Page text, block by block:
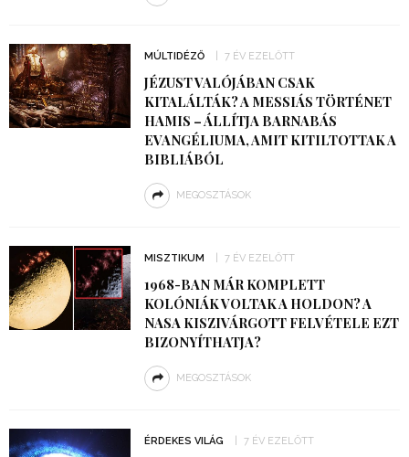
MÚLTIDÉZŐ 7 ÉV EZELŐTT
JÉZUST VALÓJÁBAN CSAK
KITALÁLTÁK? A MESSIÁS TÖRTÉNET
HAMIS – ÁLLÍTJA BARNABÁS
EVANGÉLIUMA, AMIT KITILTOTTAK A
BIBLIÁBÓL
MEGOSZTÁSOK
MISZTIKUM 7 ÉV EZELŐTT
1968-BAN MÁR KOMPLETT
KOLÓNIÁK VOLTAK A HOLDON? A
NASA KISZIVÁRGOTT FELVÉTELE EZT
BIZONYÍTHATJA?
MEGOSZTÁSOK
ÉRDEKES VILÁG 7 ÉV EZELŐTT